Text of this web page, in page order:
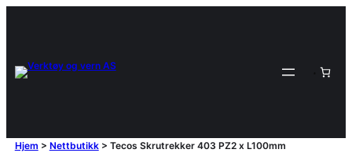
Hjem > Nettbutikk> Tecos Skrutrekker 403 PZ2 x L100mm